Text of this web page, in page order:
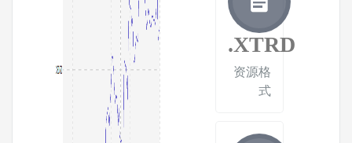
.XTRD
资源格
式